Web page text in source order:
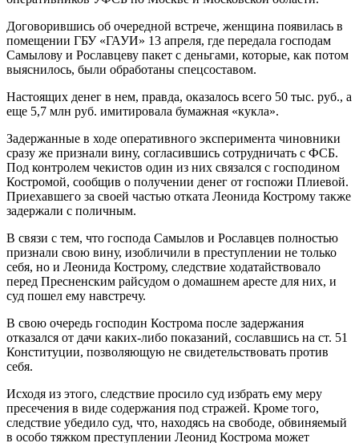
Договорившись об очередной встрече, женщина появилась в
помещении ГБУ «ГАУИ» 13 апреля, где передала господам
Самылову и Рославцеву пакет с деньгами, которые, как потом
выяснилось, были обработаны спецсоставом.
Настоящих денег в нем, правда, оказалось всего 50 тыс. руб., а
еще 5,7 млн руб. имитировала бумажная «кукла».
Задержанные в ходе оперативного эксперимента чиновники
сразу же признали вину, согласившись сотрудничать с ФСБ.
Под контролем чекистов один из них связался с господином
Костромой, сообщив о получении денег от госпожи Плиевой.
Приехавшего за своей частью отката Леонида Кострому также
задержали с поличным.
В связи с тем, что господа Самылов и Рославцев полностью
признали свою вину, изобличили в преступлении не только
себя, но и Леонида Кострому, следствие ходатайствовало
перед Пресненским райсудом о домашнем аресте для них, и
суд пошел ему навстречу.
В свою очередь господин Кострома после задержания
отказался от дачи каких-либо показаний, сославшись на ст. 51
Конституции, позволяющую не свидетельствовать против
себя.
Исходя из этого, следствие просило суд избрать ему меру
пресечения в виде содержания под стражей. Кроме того,
следствие убедило суд, что, находясь на свободе, обвиняемый
в особо тяжком преступлении Леонид Кострома может